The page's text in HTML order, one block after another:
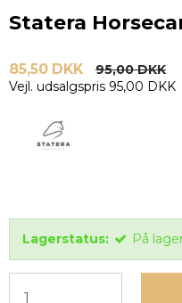
Statera
85,50 DKK
95,00 DKK
Vejl. udsalgspris 95,00 DKK
Lagerstatus: På